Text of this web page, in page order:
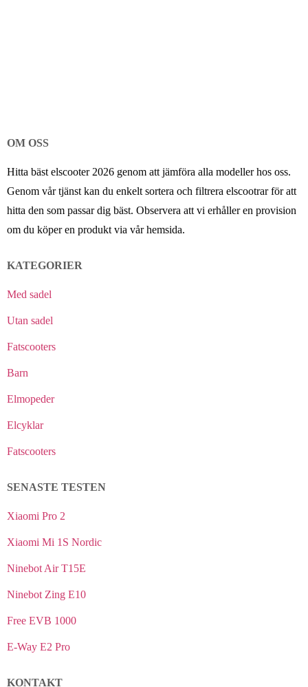
OM OSS
Hitta bäst elscooter 2026 genom att jämföra alla modeller hos oss.
Genom vår tjänst kan du enkelt sortera och filtrera elscootrar för att
hitta den som passar dig bäst. Observera att vi erhåller en provision
om du köper en produkt via vår hemsida.
KATEGORIER
Med sadel
Utan sadel
Fatscooters
Barn
Elmopeder
Elcyklar
Fatscooters
SENASTE TESTEN
Xiaomi Pro 2
Xiaomi Mi 1S Nordic
Ninebot Air T15E
Ninebot Zing E10
Free EVB 1000
E-Way E2 Pro
KONTAKT